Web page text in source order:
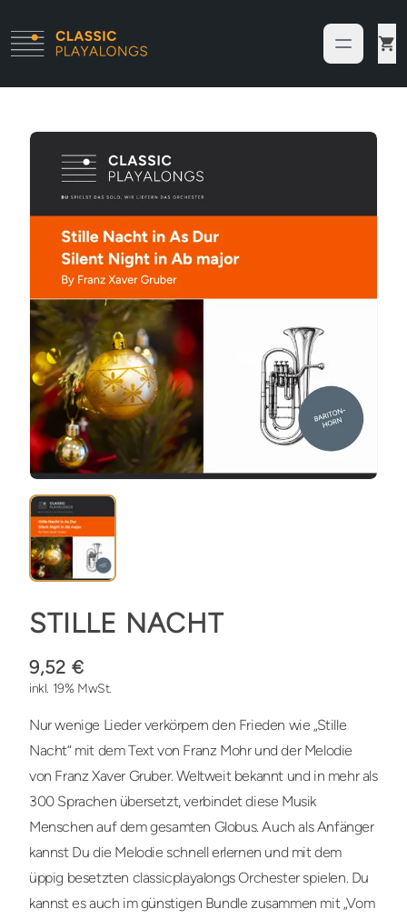
STILLE NACHT
9,52 €
inkl. 19% MwSt.
Nur wenige Lieder verkörpern den Frieden wie „Stille
Nacht“ mit dem Text von Franz Mohr und der Melodie
von Franz Xaver Gruber. Weltweit bekannt und in mehr als
300 Sprachen übersetzt, verbindet diese Musik
Menschen auf dem gesamten Globus. Auch als Anfänger
kannst Du die Melodie schnell erlernen und mit dem
üppig besetzten classicplayalongs Orchester spielen. Du
kannst es auch im günstigen Bundle zusammen mit „Vom